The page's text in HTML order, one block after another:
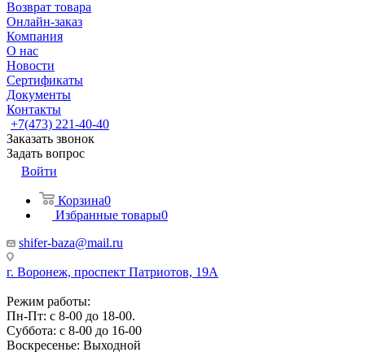
Возврат товара
Онлайн-заказ
Компания
О нас
Новости
Сертификаты
Документы
Контакты
+7(473) 221-40-40
Заказать звонок
Задать вопрос
Войти
Корзина0
Избранные товары0
shifer-baza@mail.ru
г. Воронеж, проспект Патриотов, 19А
Режим работы:
Пн-Пт: с 8-00 до 18-00.
Суббота: с 8-00 до 16-00
Воскресенье: Выходной